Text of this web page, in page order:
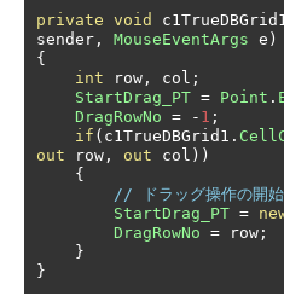
private void
sender , MouseEventArgs e )
{
int row , col ;
StartDrag_PT = Point .
DragRowNo = - 1 ;
if ( c1TrueDBGrid1 .
out row , out col ))
{
// ドラッグ操作の開始
StartDrag_PT =
DragRowNo = row ;
}
}